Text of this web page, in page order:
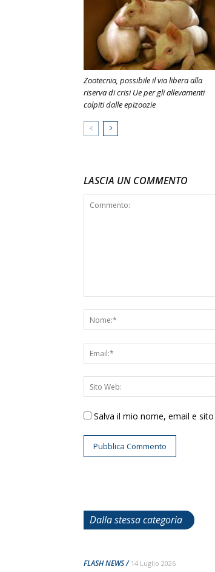
Zootecnia, possibile il via libera alla
riserva di crisi Ue per gli allevamenti
colpiti dalle epizoozie
LASCIA UN COMMENTO
Salva il mio nome, email e
Dalla stessa categoria
FLASH NEWS 14 Luglio 2026